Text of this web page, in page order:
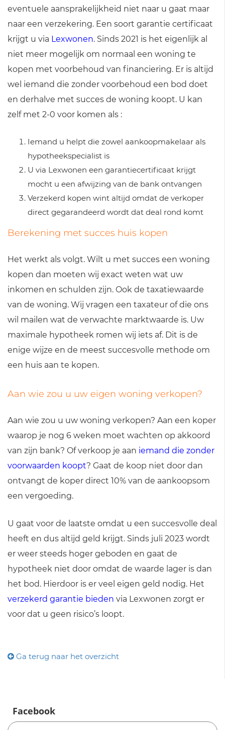
eventuele aansprakelijkheid niet naar u gaat maar
naar een verzekering. Een soort garantie certificaat
krijgt u via Lexwonen. Sinds 2021 is het eigenlijk al
niet meer mogelijk om normaal een woning te
kopen met voorbehoud van financiering. Er is altijd
wel iemand die zonder voorbehoud een bod doet
en derhalve met succes de woning koopt. U kan
zelf met 2-0 voor komen als :
Iemand u helpt die zowel aankoopmakelaar als
hypotheekspecialist is
U via Lexwonen een garantiecertificaat krijgt
mocht u een afwijzing van de bank ontvangen
Verzekerd kopen wint altijd omdat de verkoper
direct gegarandeerd wordt dat deal rond komt
Berekening met succes huis kopen
Het werkt als volgt. Wilt u met succes een woning
kopen dan moeten wij exact weten wat uw
inkomen en schulden zijn. Ook de taxatiewaarde
van de woning. Wij vragen een taxateur of die ons
wil mailen wat de verwachte marktwaarde is. Uw
maximale hypotheek romen wij iets af. Dit is de
enige wijze en de meest succesvolle methode om
een huis aan te kopen.
Aan wie zou u uw eigen woning verkopen?
Aan wie zou u uw woning verkopen? Aan een koper
waarop je nog 6 weken moet wachten op akkoord
van zijn bank? Of verkoop je aan iemand die zonder
voorwaarden koopt? Gaat de koop niet door dan
ontvangt de koper direct 10% van de aankoopsom
een vergoeding.
U gaat voor de laatste omdat u een succesvolle deal
heeft en dus altijd geld krijgt. Sinds juli 2023 wordt
er weer steeds hoger geboden en gaat de
hypotheek niet door omdat de waarde lager is dan
het bod. Hierdoor is er veel eigen geld nodig. Het
verzekerd garantie bieden via Lexwonen zorgt er
voor dat u geen risico’s loopt.
Ga terug naar het overzicht
Facebook